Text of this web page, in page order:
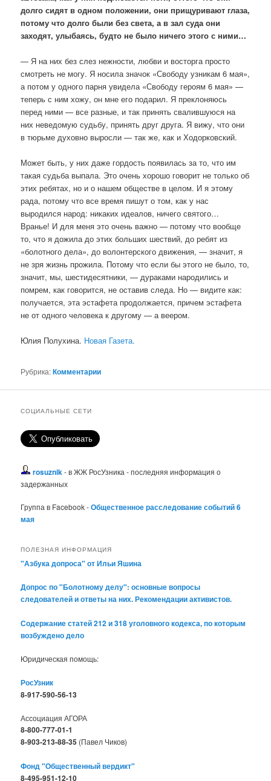
долго сидят в одном положении, они прищуривают глаза,
потому что долго были без света, а в зал суда они
заходят, улыбаясь, будто не было ничего этого с ними…
— Я на них без слез нежности, любви и восторга просто
смотреть не могу. Я носила значок «Свободу узникам 6 мая»,
а потом у одного парня увидела «Свободу героям 6 мая» —
теперь с ним хожу, он мне его подарил. Я преклоняюсь
перед ними — все разные, и так принять свалившуюся на
них неведомую судьбу, принять друг друга. Я вижу, что они
в тюрьме духовно выросли — так же, как и Ходорковский.
Может быть, у них даже гордость появилась за то, что им
такая судьба выпала. Это очень хорошо говорит не только об
этих ребятах, но и о нашем обществе в целом. И я этому
рада, потому что все время пишут о том, как у нас
выродился народ: никаких идеалов, ничего святого…
Вранье! И для меня это очень важно — потому что вообще
то, что я дожила до этих больших шествий, до ребят из
«болотного дела», до волонтерского движения, — значит, я
не зря жизнь прожила. Потому что если бы этого не было, то,
значит, мы, шестидесятники, — дураками народились и
помрем, как говорится, не оставив следа. Но — видите как:
получается, эта эстафета продолжается, причем эстафета
не от одного человека к другому — а веером.
Юлия Полухина. Новая Газета.
Рубрика:Комментарии
СОЦИАЛЬНЫЕ СЕТИ
rosuznik- в ЖЖ РосУзника - последняя информация о
задержанных
Группа в Facebook -Общественное расследование событий 6
мая
ПОЛЕЗНАЯ ИНФОРМАЦИЯ
"Азбука допроса" от Ильи Яшина
Допрос по "Болотному делу": основные вопросы
следователей и ответы на них. Рекомендации активистов.
Содержание статей 212 и 318 уголовного кодекса, по которым
возбуждено дело
Юридическая помощь:
РосУзник
8-917-590-56-13
Ассоциация АГОРА
8-800-777-01-1
8-903-213-88-35 (Павел Чиков)
Фонд "Общественный вердикт"
8-495-951-12-10